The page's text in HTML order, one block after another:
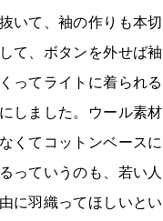
いて、袖の作りも本切
て、ボタンを外せば袖
ってライトに着られる
しました。ウール素材
くてコットンベースに
っていうのも、若い人
に羽織ってほしいとい